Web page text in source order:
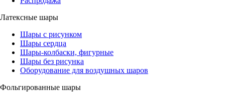
Латексные шары
Шары с рисунком
Шары сердца
Шары-колбаски, фигурные
Шары без рисунка
Оборудование для воздушных шаров
Фольгированные шары